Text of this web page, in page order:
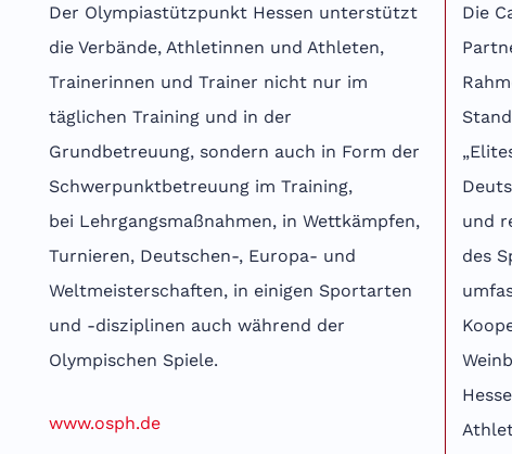
Der Olympiastützpunkt Hessen unterstützt
die Verbände, Athletinnen und Athleten,
Trainerinnen und Trainer nicht nur im
täglichen Training und in der
Grundbetreuung, sondern auch in Form der
Schwerpunktbetreuung im Training,
bei Lehrgangsmaßnahmen, in Wettkämpfen,
Turnieren, Deutschen-, Europa- und
Weltmeisterschaften, in einigen Sportarten
und -disziplinen auch während der
Olympischen Spiele.
www.osph.de
Die
und
des